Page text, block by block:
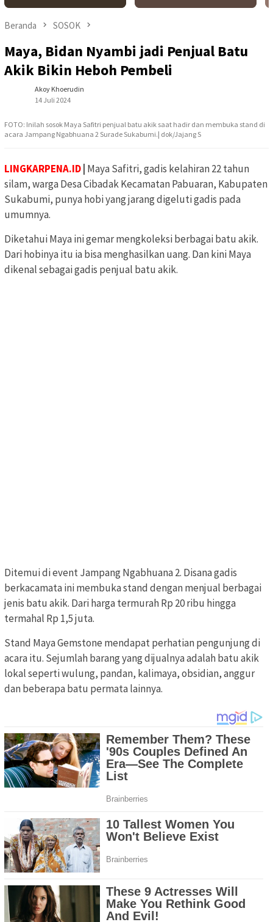
Beranda SOSOK
Maya, Bidan Nyambi jadi Penjual Batu
Akik Bikin Heboh Pembeli
Akoy Khoerudin
14 Juli 2024
FOTO: Inilah sosok Maya Safitri penjual batu akik saat hadir dan membuka stand di
acara Jampang Ngabhuana 2 Surade Sukabumi.| dok/Jajang S
LINGKARPENA.ID Maya Safitri, gadis kelahiran 22 tahun
silam, warga Desa Cibadak Kecamatan Pabuaran, Kabupaten
Sukabumi, punya hobi yang jarang digeluti gadis pada
umumnya.
Diketahui Maya ini gemar mengkoleksi berbagai batu akik.
Dari hobinya itu ia bisa menghasilkan uang. Dan kini Maya
dikenal sebagai gadis penjual batu akik.
Ditemui di event Jampang Ngabhuana 2. Disana gadis
berkacamata ini membuka stand dengan menjual berbagai
jenis batu akik. Dari harga termurah Rp 20 ribu hingga
termahal Rp 1,5 juta.
Stand Maya Gemstone mendapat perhatian pengunjung di
acara itu. Sejumlah barang yang dijualnya adalah batu akik
lokal seperti wulung, pandan, kalimaya, obsidian, anggur
dan beberapa batu permata lainnya.